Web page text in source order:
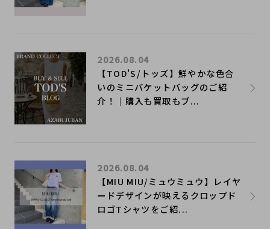
【TOD'S/トッズ】鮮やかな色合
いのミニバケットバッグのご紹
介！｜購入も買取もブ...
2026.08.04
【MIU MIU/ミュウミュウ】レイヤ
ードデザインが映えるクロップド
ロゴTシャツをご紹...
2026.08.04